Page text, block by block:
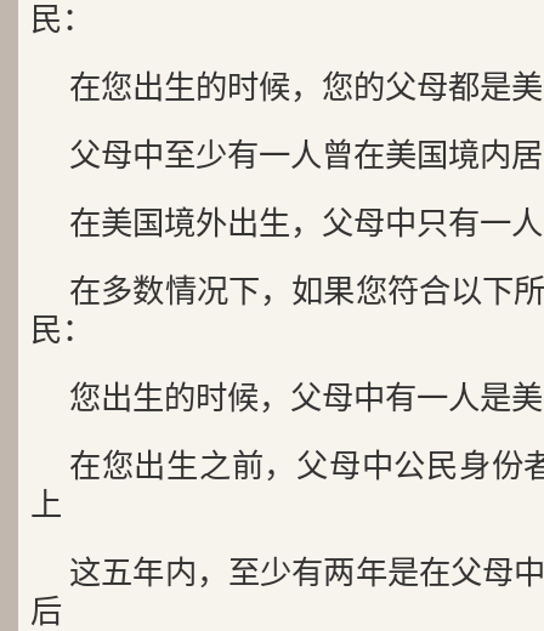
民：
在您出生的时候，您的父母都是
父母中至少有一人曾在美国境内
在美国境外出生，父母中只有一
在多数情况下，如果您符合以下
民：
您出生的时候，父母中有一人是
在您出生之前，父母中公民身份
上
这五年内，至少有两年是在父母
后